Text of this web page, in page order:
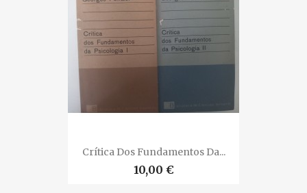
Crítica Dos Fundamentos Da...
10,00 €